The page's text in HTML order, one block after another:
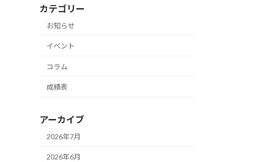
カテゴリー
お知らせ
イベント
コラム
成績表
アーカイブ
2026年7月
2026年6月